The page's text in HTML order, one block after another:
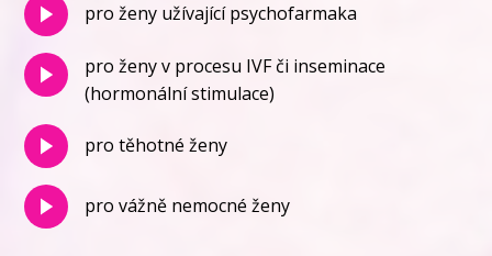
pro ženy užívající psychofarmaka
pro ženy v procesu IVF či inseminace
(hormonální stimulace)
pro těhotné ženy
pro vážně nemocné ženy